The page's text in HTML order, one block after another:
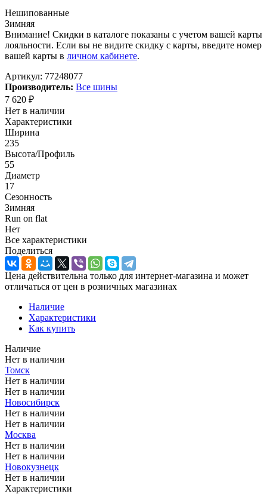
Нешипованные
Зимняя
Внимание! Скидки в каталоге показаны с учетом вашей карты
лояльности. Если вы не видите скидку с карты, введите номер
вашей карты в личном кабинете.
Артикул: 77248077
Производитель: Все шины
7 620 ₽
Нет в наличии
Характеристики
Ширина
235
Высота/Профиль
55
Диаметр
17
Сезонность
Зимняя
Run on flat
Нет
Все характеристики
Поделиться
Цена действительна только для интернет-магазина и может
отличаться от цен в розничных магазинах
Наличие
Характеристики
Как купить
Наличие
Нет в наличии
Томск
Нет в наличии
Нет в наличии
Новосибирск
Нет в наличии
Нет в наличии
Москва
Нет в наличии
Нет в наличии
Новокузнецк
Нет в наличии
Характеристики